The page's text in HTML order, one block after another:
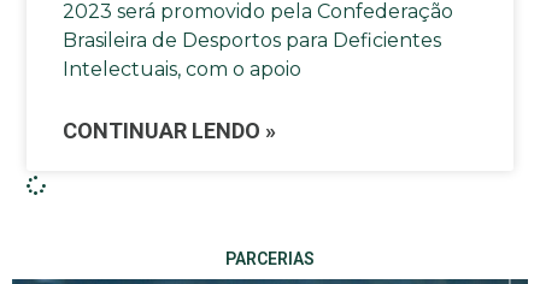
2023 será promovido pela Confederação
Brasileira de Desportos para Deficientes
Intelectuais, com o apoio
CONTINUAR LENDO »
PARCERIAS